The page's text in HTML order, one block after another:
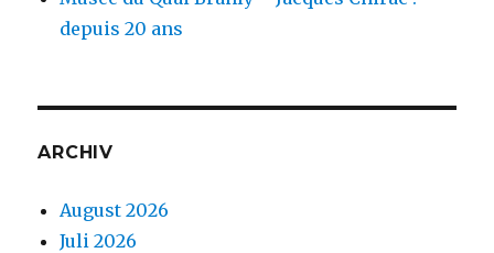
depuis 20 ans
ARCHIV
August 2026
Juli 2026